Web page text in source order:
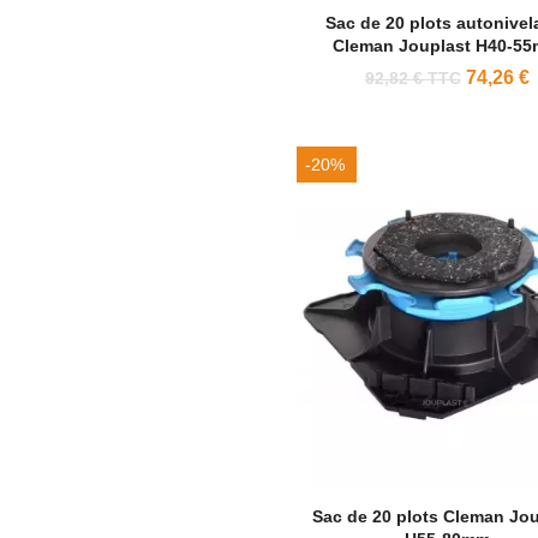
Sac de 20 plots
Cleman Jouplast H40-
92,82 € TTC 74,26 €
Sac de 20 plots Cleman
-20%